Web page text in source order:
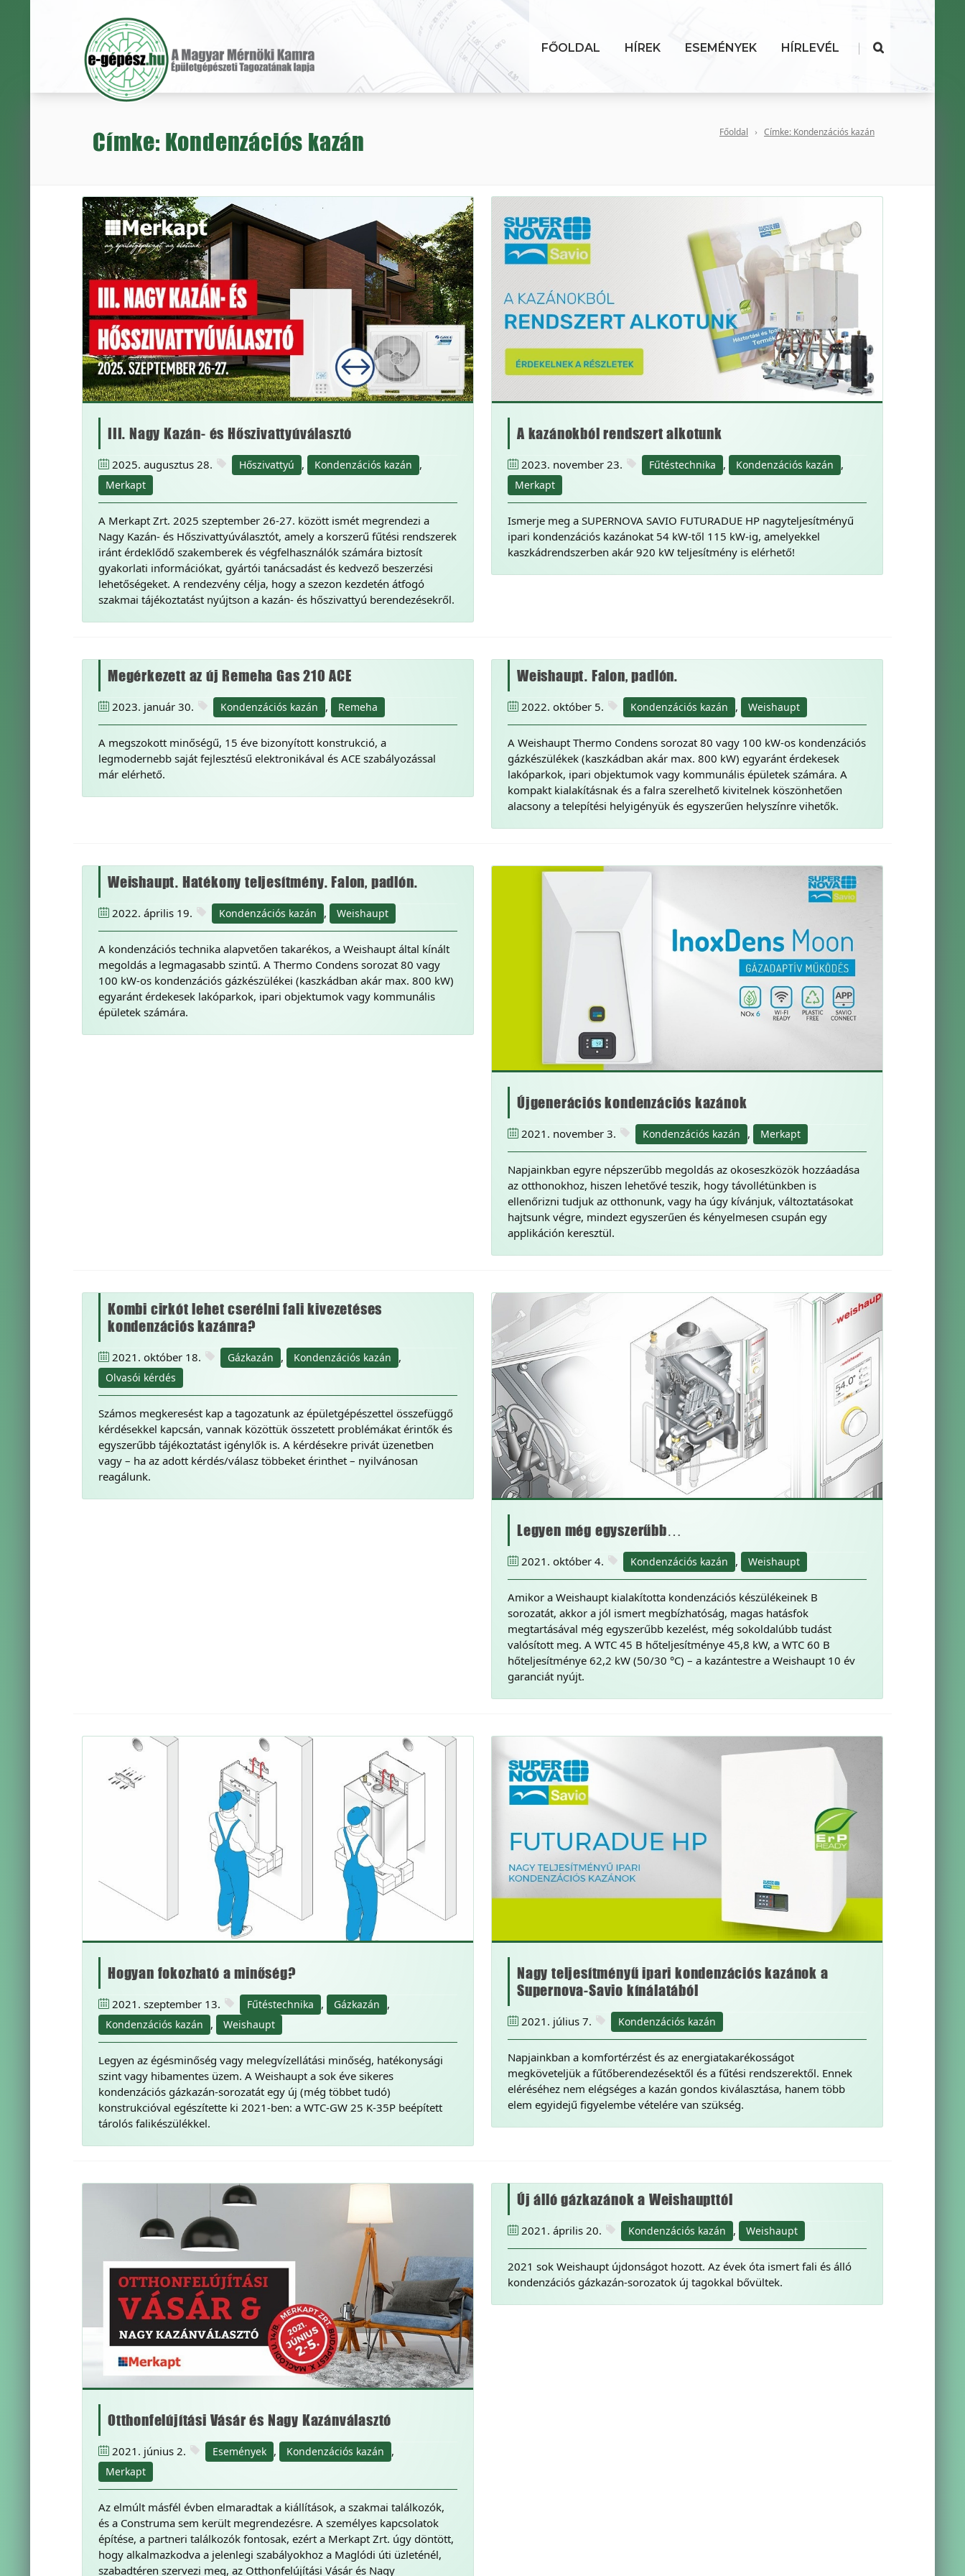
FŐOLDAL HÍREK ESEMÉNYEK HÍRLEVÉL |
Főoldal Címke: Kondenzációs kazán
Címke: Kondenzációs kazán
III. Nagy Kazán- és Hőszivattyúválasztó
2025. augusztus 28. Hőszivattyú , Kondenzációs kazán ,
Merkapt
A Merkapt Zrt. 2025 szeptember 26-27. között ismét megrendezi a
Nagy Kazán- és Hőszivattyúválasztót, amely a korszerű fűtési rendszerek
iránt érdeklődő szakemberek és végfelhasználók számára biztosít
gyakorlati információkat, gyártói tanácsadást és kedvező beszerzési
lehetőségeket. A rendezvény célja, hogy a szezon kezdetén átfogó
szakmai tájékoztatást nyújtson a kazán- és hőszivattyú berendezésekről.
A kazánokból rendszert alkotunk
2023. november 23. Fűtéstechnika , Kondenzációs kazán ,
Merkapt
Ismerje meg a SUPERNOVA SAVIO FUTURADUE HP nagyteljesítményű
ipari kondenzációs kazánokat 54 kW-től 115 kW-ig, amelyekkel
kaszkádrendszerben akár 920 kW teljesítmény is elérhető!
Megérkezett az új Remeha Gas 210 ACE
2023. január 30. Kondenzációs kazán , Remeha
A megszokott minőségű, 15 éve bizonyított konstrukció, a
legmodernebb saját fejlesztésű elektronikával és ACE szabályozással
már elérhető.
Weishaupt. Falon, padlón.
2022. október 5. Kondenzációs kazán , Weishaupt
A Weishaupt Thermo Condens sorozat 80 vagy 100 kW-os kondenzációs
gázkészülékek (kaszkádban akár max. 800 kW) egyaránt érdekesek
lakóparkok, ipari objektumok vagy kommunális épületek számára. A
kompakt kialakításnak és a falra szerelhető kivitelnek köszönhetően
alacsony a telepítési helyigényük és egyszerűen helyszínre vihetők.
Weishaupt. Hatékony teljesítmény. Falon, padlón.
2022. április 19. Kondenzációs kazán , Weishaupt
A kondenzációs technika alapvetően takarékos, a Weishaupt által kínált
megoldás a legmagasabb szintű. A Thermo Condens sorozat 80 vagy
100 kW-os kondenzációs gázkészülékei (kaszkádban akár max. 800 kW)
egyaránt érdekesek lakóparkok, ipari objektumok vagy kommunális
épületek számára.
Újgenerációs kondenzációs kazánok
2021. november 3. Kondenzációs kazán , Merkapt
Napjainkban egyre népszerűbb megoldás az okoseszközök hozzáadása
az otthonokhoz, hiszen lehetővé teszik, hogy távollétünkben is
ellenőrizni tudjuk az otthonunk, vagy ha úgy kívánjuk, változtatásokat
hajtsunk végre, mindezt egyszerűen és kényelmesen csupán egy
applikáción keresztül.
Kombi cirkót lehet cserélni fali kivezetéses
kondenzációs kazánra?
2021. október 18. Gázkazán , Kondenzációs kazán ,
Olvasói kérdés
Számos megkeresést kap a tagozatunk az épületgépészettel összefüggő
kérdésekkel kapcsán, vannak közöttük összetett problémákat érintők és
egyszerűbb tájékoztatást igénylők is. A kérdésekre privát üzenetben
vagy – ha az adott kérdés/válasz többeket érinthet – nyilvánosan
reagálunk.
Legyen még egyszerűbb…
2021. október 4. Kondenzációs kazán , Weishaupt
Amikor a Weishaupt kialakította kondenzációs készülékeinek B
sorozatát, akkor a jól ismert megbízhatóság, magas hatásfok
megtartásával még egyszerűbb kezelést, még sokoldalúbb tudást
valósított meg. A WTC 45 B hőteljesítménye 45,8 kW, a WTC 60 B
hőteljesítménye 62,2 kW (50/30 °C) – a kazántestre a Weishaupt 10 év
garanciát nyújt.
Hogyan fokozható a minőség?
2021. szeptember 13. Fűtéstechnika , Gázkazán ,
Kondenzációs kazán , Weishaupt
Legyen az égésminőség vagy melegvízellátási minőség, hatékonysági
szint vagy hibamentes üzem. A Weishaupt a sok éve sikeres
kondenzációs gázkazán-sorozatát egy új (még többet tudó)
konstrukcióval egészítette ki 2021-ben: a WTC-GW 25 K-35P beépített
tárolós falikészülékkel.
Nagy teljesítményű ipari kondenzációs kazánok a
Supernova-Savio kínálatából
2021. július 7. Kondenzációs kazán
Napjainkban a komfortérzést és az energiatakarékosságot
megköveteljük a fűtőberendezésektől és a fűtési rendszerektől. Ennek
eléréséhez nem elégséges a kazán gondos kiválasztása, hanem több
elem egyidejű figyelembe vételére van szükség.
Otthonfelújítási Vásár és Nagy Kazánválasztó
2021. június 2. Események , Kondenzációs kazán ,
Merkapt
Az elmúlt másfél évben elmaradtak a kiállítások, a szakmai találkozók,
és a Construma sem került megrendezésre. A személyes kapcsolatok
építése, a partneri találkozók fontosak, ezért a Merkapt Zrt. úgy döntött,
hogy alkalmazkodva a jelenlegi szabályokhoz a Maglódi úti üzleténél,
szabadtéren szervezi meg, az Otthonfelújítási Vásár és Nagy
Új álló gázkazánok a Weishaupttól
2021. április 20. Kondenzációs kazán , Weishaupt
2021 sok Weishaupt újdonságot hozott. Az évek óta ismert fali és álló
kondenzációs gázkazán-sorozatok új tagokkal bővültek.